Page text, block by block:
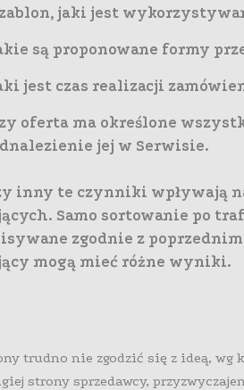
jaki jest
są proponowane formy
jest czas realizacji
oferta ma określone
jej w Serwisie.
inny te czynniki wpływają
Samo sortowanie po
zgodnie z
mogą mieć różne wyniki.
trudno nie zgodzić się z ideą, wg
strony sprzedawcy,